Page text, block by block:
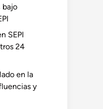
bajo
SEPI
24
en la
y